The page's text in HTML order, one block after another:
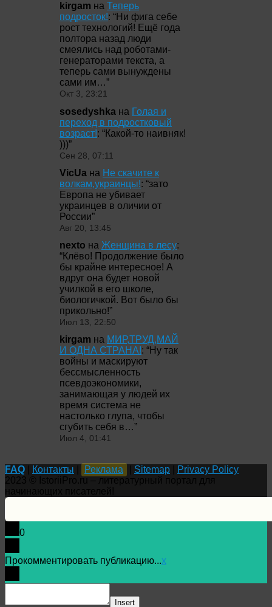
kirgam на Теперь
подросток!: “Ни фига себе
рост технологий! Ещё года
полтора назад люди
смеялись над роботами-
генераторами текста, а
теперь сами вынуждены
сами им…”
Окт 3, 23:21
sosedyshka на Голая и
переход в подростковый
возраст!: “Какой-то наивняк!
)))”
Сен 28, 07:11
VicUa на Не скачите к
волкам,украинцы!: “зато
Европа не убивает
украинцев в оличии от
России”
Авг 20, 13:45
nexto на Женщина в лесу:
“Клёво! Продолжение было
бы крайне интересное! А
вдруг она будет новой
училкой в его школе,
биологичкой. Вот было бы
прикольно!”
Июл 13, 22:50
kirgam на МИР,ТРУД,МАЙ
И ОДНА СТРАНА!: “Ну так
войны и маскируют
бессмысленность
псевдоэкономики,
занимающая у людей их
время система не
настолько глупа, чтобы
сгубить себя в…”
Июл 4, 01:41
FAQ Контакты Реклама Sitemap
Privacy Policy
0
Прокомментировать публикацию...x
Insert